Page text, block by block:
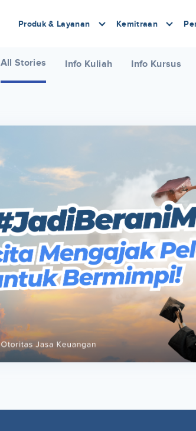
Produk & Layanan Kemitraan
All Stories Info Kuliah Info Kursus